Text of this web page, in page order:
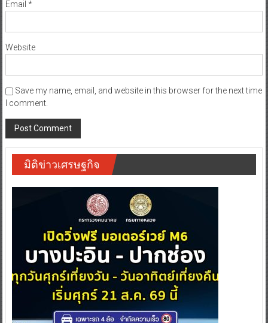
Email *
Website
Save my name, email, and website in this browser for the next time
I comment.
มิติข่าวเศรษฐกิจ